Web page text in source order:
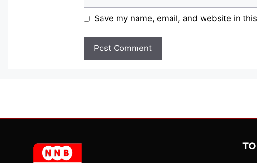
Save my name, email, and website in